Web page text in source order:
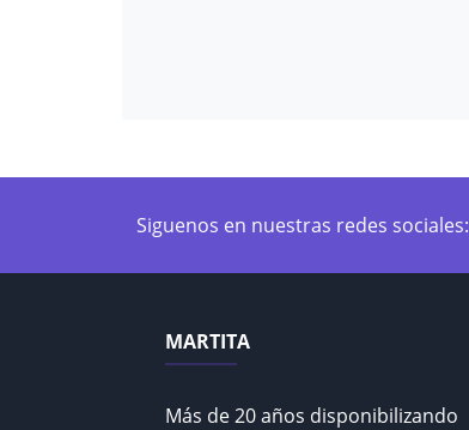
Siguenos en nuestras redes sociales:
MARTITA
Más de 20 años disponibilizando